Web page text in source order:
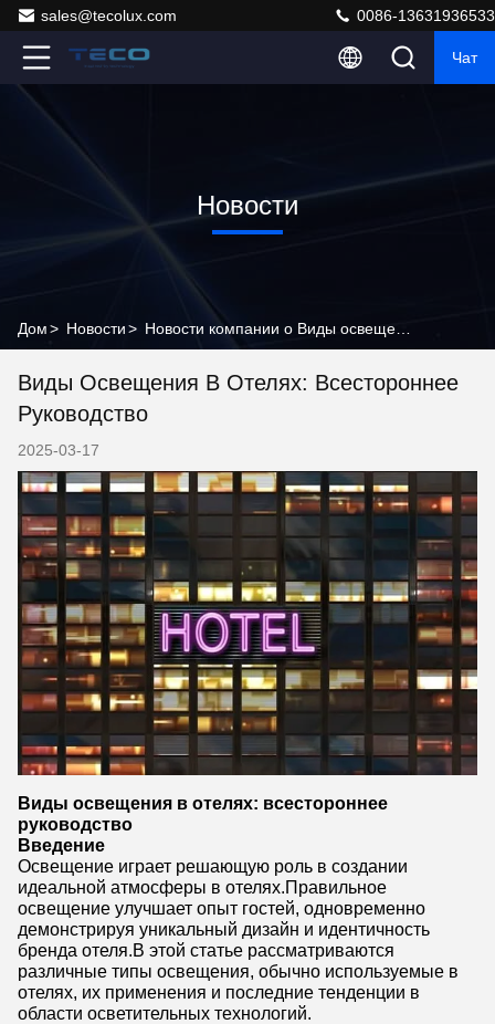
sales@tecolux.com 0086-13631936533
Чат
Новости
Дом> Новости>
Виды Освещения В Отелях: Всестороннее
Руководство
2025-03-17
Виды освещения в отелях: всестороннее
руководство
Введение
Освещение играет решающую роль в создании
идеальной атмосферы в отелях.Правильное
освещение улучшает опыт гостей, одновременно
демонстрируя уникальный дизайн и идентичность
бренда отеля.В этой статье рассматриваются
различные типы освещения, обычно используемые в
отелях, их применения и последние тенденции в
области осветительных технологий.